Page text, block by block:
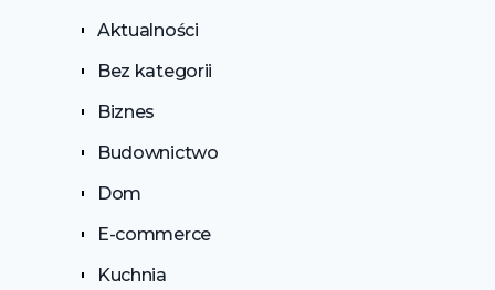
Aktualności
Bez kategorii
Biznes
Budownictwo
Dom
E-commerce
Kuchnia